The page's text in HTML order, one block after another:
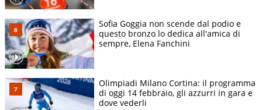
Sofia Goggia non scende dal podio e
questo bronzo lo dedica all'amica di
sempre, Elena Fanchini
Olimpiadi Milano Cortina: il programma
di oggi 14 febbraio, gli azzurri in gara e
dove vederli